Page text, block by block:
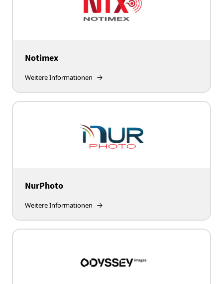
Notimex
Weitere Informationen
NurPhoto
Weitere Informationen